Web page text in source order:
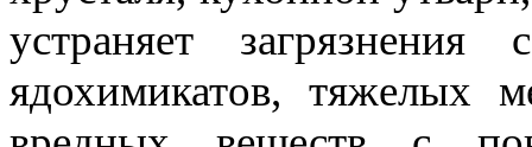
устраняет
ядохимикатов, тяжелых